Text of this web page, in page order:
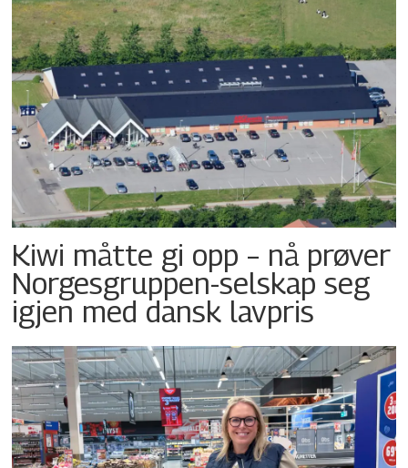
Kiwi måtte gi opp – nå prøver
Norgesgruppen-selskap seg
igjen med dansk lavpris